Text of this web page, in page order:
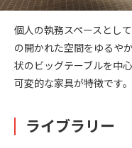
個人の執務スペースとし
の開かれた空間をゆるや
状のビッグテーブルを中
可変的な家具が特徴です。
ライブラリー